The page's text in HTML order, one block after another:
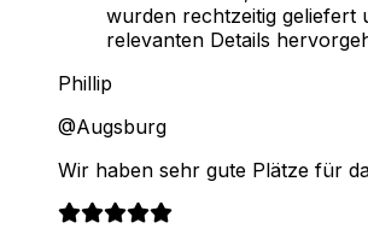
wurden rechtzeitig geliefert
relevanten Details
Phillip
@Augsburg
Wir haben sehr gute Plätze für